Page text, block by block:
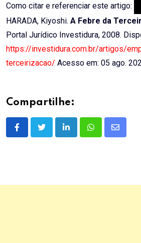
Como citar e referenciar este artigo:
HARADA, Kiyoshi. A Febre da
Portal Jurídico Investidura, 2008.
https://investidura.com.br/artigos/
terceirizacao/ Acesso em: 05 ago.
Compartilhe:
LinkedInWhatsappShare